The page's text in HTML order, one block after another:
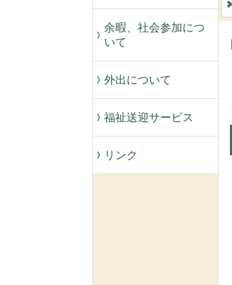
余暇、社会参加につ
いて
外出について
福祉送迎サービス
リンク